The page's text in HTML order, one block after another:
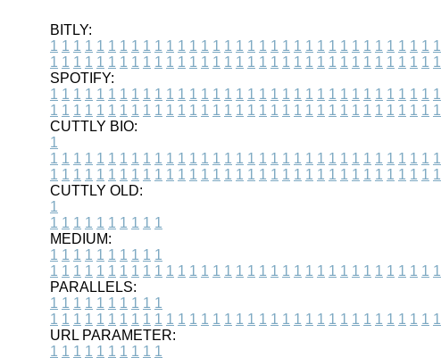
BITLY:
1 1 1 1 1 1 1 1 1 1 1 1 1 1 1 1 1 1 1 1 1 1 1 1 1 1 1 1 1 1 1 1 1 1
1 1 1 1 1 1 1 1 1 1 1 1 1 1 1 1 1 1 1 1 1 1 1 1 1 1 1 1 1 1 1 1 1 1
SPOTIFY:
1 1 1 1 1 1 1 1 1 1 1 1 1 1 1 1 1 1 1 1 1 1 1 1 1 1 1 1 1 1 1 1 1 1
1 1 1 1 1 1 1 1 1 1 1 1 1 1 1 1 1 1 1 1 1 1 1 1 1 1 1 1 1 1 1 1 1 1
CUTTLY BIO:
1
1 1 1 1 1 1 1 1 1 1 1 1 1 1 1 1 1 1 1 1 1 1 1 1 1 1 1 1 1 1 1 1 1 1
1 1 1 1 1 1 1 1 1 1 1 1 1 1 1 1 1 1 1 1 1 1 1 1 1 1 1 1 1 1 1 1 1 1
CUTTLY OLD:
1
1 1 1 1 1 1 1 1 1 1
MEDIUM:
1 1 1 1 1 1 1 1 1 1
1 1 1 1 1 1 1 1 1 1 1 1 1 1 1 1 1 1 1 1 1 1 1 1 1 1 1 1 1 1 1 1 1 1
PARALLELS:
1 1 1 1 1 1 1 1 1 1
1 1 1 1 1 1 1 1 1 1 1 1 1 1 1 1 1 1 1 1 1 1 1 1 1 1 1 1 1 1 1 1 1 1
URL PARAMETER:
1 1 1 1 1 1 1 1 1 1